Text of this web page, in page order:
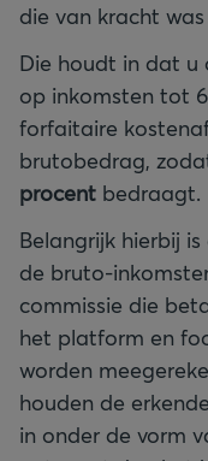
die van kracht was
Die houdt in dat
op inkomsten tot
forfaitaire
brutobedrag,
procent bedraagt.
Belangrijk hierbij
de bruto-
commissie die
het platform en
worden
houden de
in onder de vorm